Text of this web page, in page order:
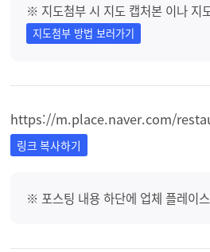
※ 지도첨부 시 지도 캡처본 이나 지
지도첨부 방법 보러가기
https://m.place.naver.com/
링크 복사하기
※ 포스팅 내용 하단에 업체 플레이